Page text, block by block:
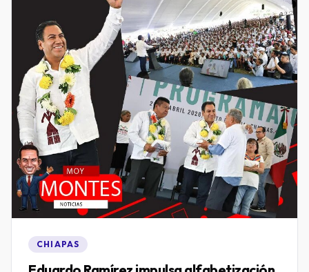
CHIAPAS